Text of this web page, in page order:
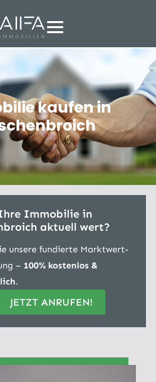
kaufen in
Immobilie in
aktuell wert?
unsere fundierte Marktwert-
– 100% kostenlos &
.
JETZT ANRUFEN!